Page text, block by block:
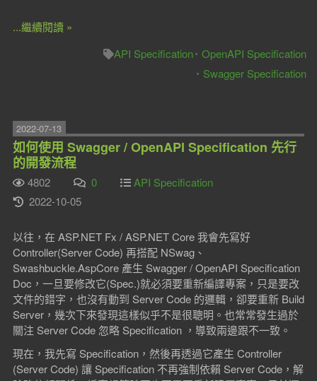
...繼續閱讀 »
API Specification OpenAPI Specification
Swagger Specification
2022-07-13
如何使用 Swagger / OpenAPI Specification 先行
的開發流程
4802 0
API Specification
2022-10-05
以往，在 ASP.NET Fx / ASP.NET Core 我會先寫好
Controller(Server Code) 再搭配 NSwag、
Swashbuckle.AspCore 產生 Swagger / OpenAPI Specification
Doc，一旦要修改它(Spec.)就必須要重新編譯專案，只是要改
文件的錯字，也沒有動到 Server Code 的邏輯，卻要重新 Build
Server，幾次下來發現這樣似乎不是很聰明。也常常發生過於
關注 Server Code 忽略 Specification ，導致兩邊跟不一致。
現在，我先寫 Specification，然後再透過它產生 Controller
(Server Code) 讓 Specification 不再強制依賴 Server Code，解